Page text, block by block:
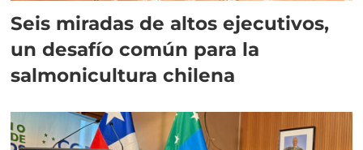
Seis miradas de altos ejecutivos,
un desafío común para la
salmonicultura chilena